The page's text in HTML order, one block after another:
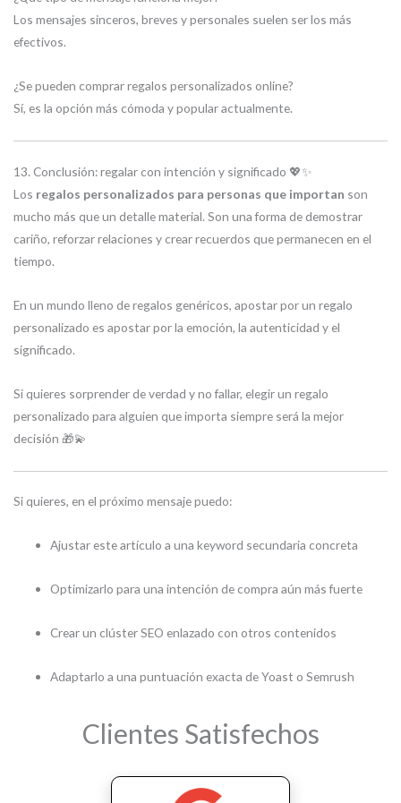
Los mensajes sinceros, breves y personales suelen ser los más
efectivos.
¿Se pueden comprar regalos personalizados online?
Sí, es la opción más cómoda y popular actualmente.
13. Conclusión: regalar con intención y significado 💖✨
Los regalos personalizados para personas que importan son
mucho más que un detalle material. Son una forma de demostrar
cariño, reforzar relaciones y crear recuerdos que permanecen en el
tiempo.
En un mundo lleno de regalos genéricos, apostar por un regalo
personalizado es apostar por la emoción, la autenticidad y el
significado.
Si quieres sorprender de verdad y no fallar, elegir un regalo
personalizado para alguien que importa siempre será la mejor
decisión 🎁💫
Si quieres, en el próximo mensaje puedo:
Ajustar este artículo a una keyword secundaria concreta
Optimizarlo para una intención de compra aún más fuerte
Crear un clúster SEO enlazado con otros contenidos
Adaptarlo a una puntuación exacta de Yoast o Semrush
Clientes Satisfechos